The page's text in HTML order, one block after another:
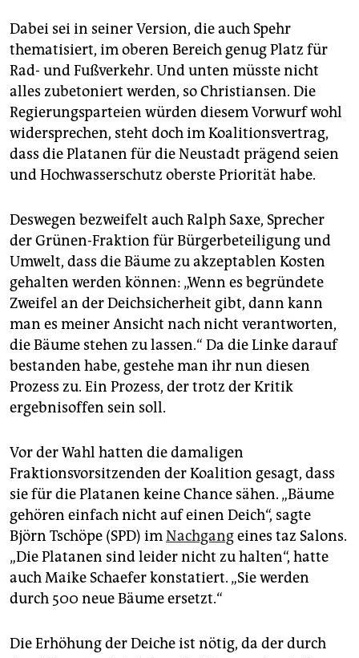
Dabei sei in seiner Version, die auch Spehr
thematisiert, im oberen Bereich genug Platz für
Rad- und Fußverkehr. Und unten müsste nicht
alles zubetoniert werden, so Christiansen. Die
Regierungsparteien würden diesem Vorwurf wohl
widersprechen, steht doch im Koalitionsvertrag,
dass die Platanen für die Neustadt prägend seien
und Hochwasserschutz oberste Priorität habe.
Deswegen bezweifelt auch Ralph Saxe, Sprecher
der Grünen-Fraktion für Bürgerbeteiligung und
Umwelt, dass die Bäume zu akzeptablen Kosten
gehalten werden können: „Wenn es begründete
Zweifel an der Deichsicherheit gibt, dann kann
man es meiner Ansicht nach nicht verantworten,
die Bäume stehen zu lassen.“ Da die Linke darauf
bestanden habe, gestehe man ihr nun diesen
Prozess zu. Ein Prozess, der trotz der Kritik
ergebnisoffen sein soll.
Vor der Wahl hatten die damaligen
Fraktionsvorsitzenden der Koalition gesagt, dass
sie für die Platanen keine Chance sähen. „Bäume
gehören einfach nicht auf einen Deich“, sagte
Björn Tschöpe (SPD) imNachgangeines taz Salons.
„Die Platanen sind leider nicht zu halten“, hatte
auch Maike Schaefer konstatiert. „Sie werden
durch 500 neue Bäume ersetzt.“
Die Erhöhung der Deiche ist nötig, da der durch